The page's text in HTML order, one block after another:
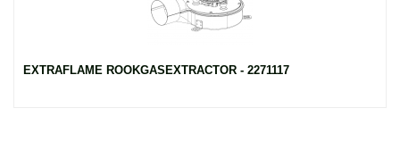
EXTRAFLAME ROOKGASEXTRACTOR - 2271117